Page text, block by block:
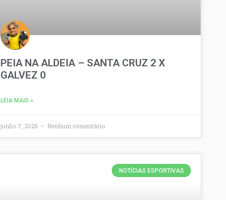
PEIA NA ALDEIA – SANTA CRUZ 2 X
GALVEZ 0
LEIA MAIS »
junho 7, 2026 Nenhum comentário
NOTÍCIAS ESPORTIVAS